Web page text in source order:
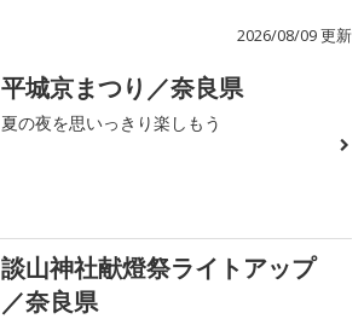
2026/08/09 更新
平城京まつり／奈良県
夏の夜を思いっきり楽しもう
談山神社献燈祭ライトアップ
／奈良県